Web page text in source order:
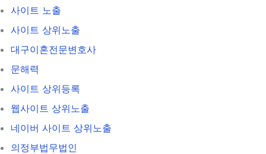
사이트 노출
사이트 상위노출
대구이혼전문변호사
문해력
사이트 상위등록
웹사이트 상위노출
네이버 사이트 상위노출
의정부법무법인